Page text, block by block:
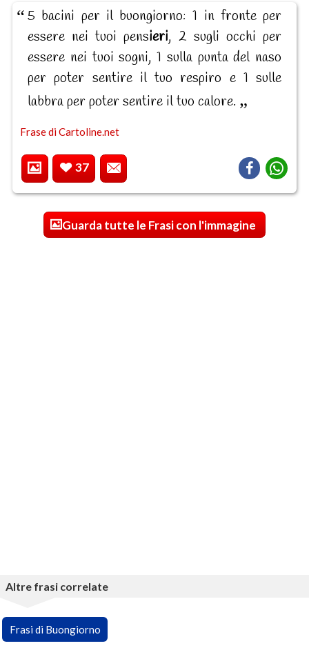
5 bacini per il buongiorno: 1 in fronte per
essere nei tuoi pensieri, 2 sugli occhi per
essere nei tuoi sogni, 1 sulla punta del naso
per poter sentire il tuo respiro e 1 sulle
labbra per poter sentire il tuo calore.
Frase di Cartoline.net
37
Guarda tutte le Frasi con l'immagine
Altre frasi correlate
Frasi di Buongiorno